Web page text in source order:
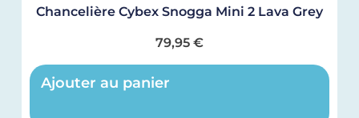
Chancelière Cybex Snogga Mini 2 Lava Grey
79,95 €
Ajouter au panier